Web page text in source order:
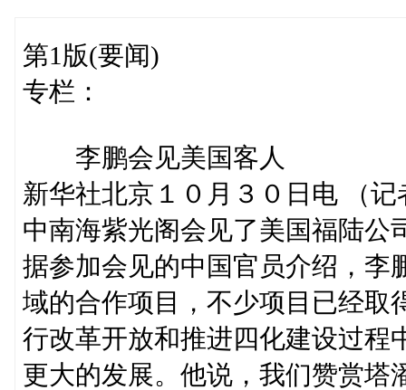
第1版(要闻)
专栏：
李鹏会见美国客人
新华社北京１０月３０日电 （
中南海紫光阁会见了美国福陆公
据参加会见的中国官员介绍，李
域的合作项目，不少项目已经取
行改革开放和推进四化建设过程
更大的发展。他说，我们赞赏塔